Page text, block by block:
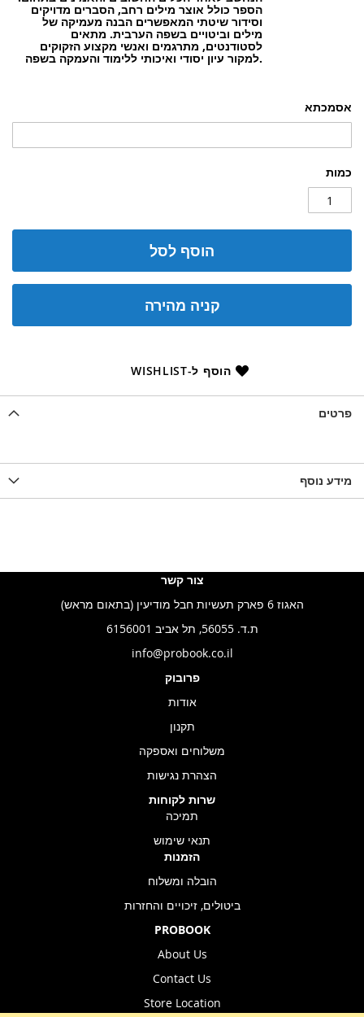
אסמכתא
כמות
הוסף לסל
קניה מהירה
הוסף ל-WISHLIST
הספר כולל אוצר מילים רחב, הסברים מדויקים
וסידור שיטתי המאפשרים הבנה מעמיקה של
מילים וביטויים בשפה הערבית. מתאים
לסטודנטים, מתרגמים ואנשי מקצוע הזקוקים
למקור עיון יסודי ואיכותי ללימוד והעמקה בשפה.
פרטים
מידע נוסף
צור קשר
האגוז 6 פארק תעשיות חבל מודיעין (בתאום מראש)
ת.ד. 56055, תל אביב 6156001
info@probook.co.il
פרובוק
אודות
תקנון
משלוחים ואספקה
הצהרת נגישות
שרות לקוחות
תמיכה
תנאי שימוש
הזמנות
הובלה ומשלוח
ביטולים, זיכויים והחזרות
PROBOOK
About Us
Contact Us
Store Location